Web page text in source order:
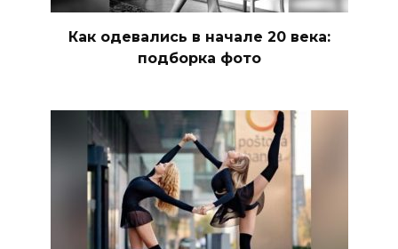
Как одевались в начале 20 века:
подборка фото